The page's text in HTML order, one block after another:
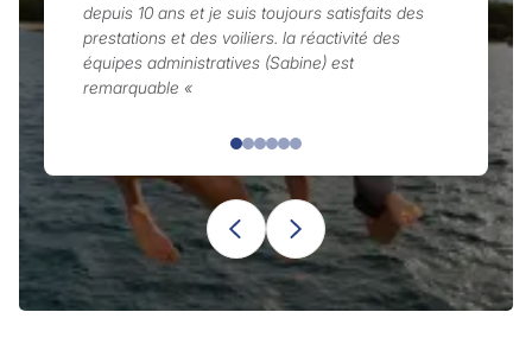
depuis 10 ans et je suis toujours satisfaits des
prestations et des voiliers. la réactivité des
équipes administratives (Sabine) est
remarquable «